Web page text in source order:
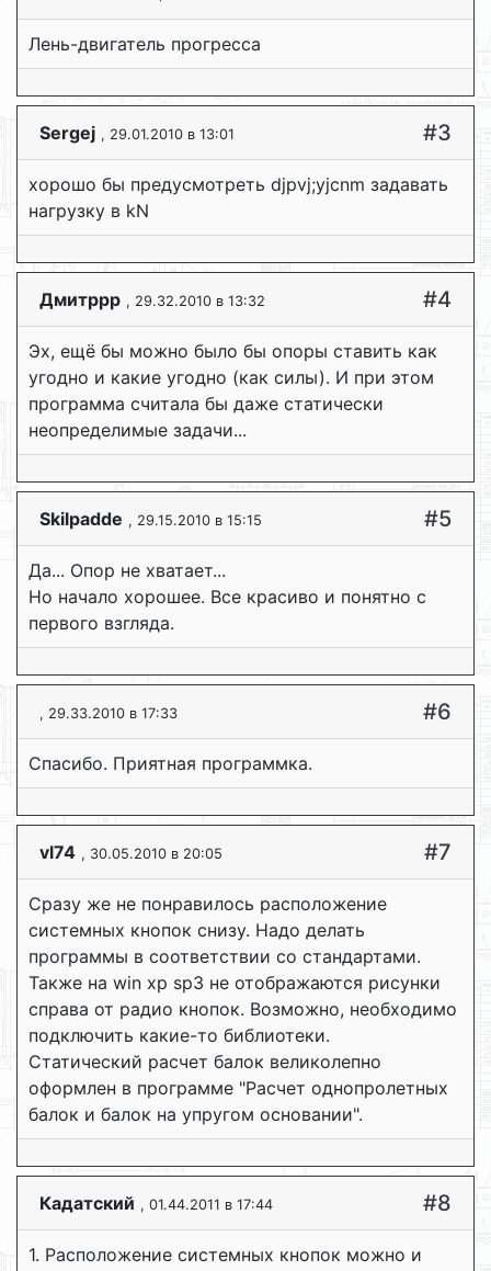
Лень-двигатель прогресса
Sergej , 29.01.2010 в 13:01 #3
хорошо бы предусмотреть djpvj;yjcnm задавать
нагрузку в kN
Дмитррр , 29.32.2010 в 13:32 #4
Эх, ещё бы можно было бы опоры ставить как
угодно и какие угодно (как силы). И при этом
программа считала бы даже статически
неопределимые задачи...
Skilpadde , 29.15.2010 в 15:15 #5
Да... Опор не хватает...
Но начало хорошее. Все красиво и понятно с
первого взгляда.
, 29.33.2010 в 17:33 #6
Спасибо. Приятная программка.
vl74 , 30.05.2010 в 20:05 #7
Сразу же не понравилось расположение
системных кнопок снизу. Надо делать
программы в соответствии со стандартами.
Также на win xp sp3 не отображаются рисунки
справа от радио кнопок. Возможно, необходимо
подключить какие-то библиотеки.
Статический расчет балок великолепно
оформлен в программе "Расчет однопролетных
балок и балок на упругом основании".
Кадатский , 01.44.2011 в 17:44 #8
1. Расположение системных кнопок можно и